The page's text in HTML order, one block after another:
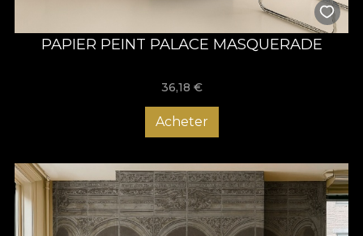
PAPIER PEINT PALACE MASQUERADE
36,18 €
Acheter